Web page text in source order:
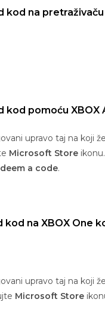
kod na pretraživaču
pomoću XBOX
upravo taj na koji
Microsoft Store ikonu.
a code.
na XBOX One
upravo taj na koji
Microsoft Store